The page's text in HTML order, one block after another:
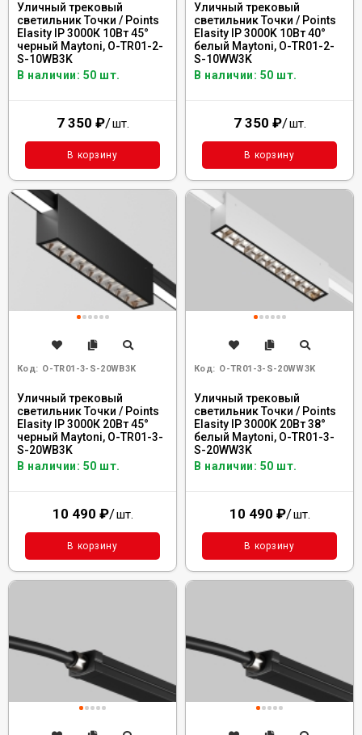
Уличный трековый
светильник Точки / Points
Elasity IP 3000К 10Вт 45°
черный Maytoni, O-TR01-2-
S-10WB3K
В наличии: 50 шт.
7 350 ₽/шт.
В корзину
Уличный трековый
светильник Точки / Points
Elasity IP 3000K 10Вт 40°
белый Maytoni, O-TR01-2-
S-10WW3K
В наличии: 50 шт.
7 350 ₽/шт.
В корзину
Код: O-TR01-3-S-20WB3K
Уличный трековый
светильник Точки / Points
Elasity IP 3000К 20Вт 45°
черный Maytoni, O-TR01-3-
S-20WB3K
В наличии: 50 шт.
10 490 ₽/шт.
В корзину
Код: O-TR01-3-S-20WW3K
Уличный трековый
светильник Точки / Points
Elasity IP 3000K 20Вт 38°
белый Maytoni, O-TR01-3-
S-20WW3K
В наличии: 50 шт.
10 490 ₽/шт.
В корзину